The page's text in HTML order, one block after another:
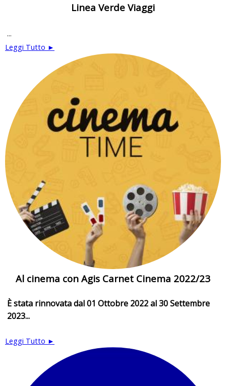
Linea Verde Viaggi
...
Leggi Tutto ►
Al cinema con Agis Carnet Cinema 2022/23
È stata rinnovata dal 01 Ottobre 2022 al 30 Settembre
2023...
Leggi Tutto ►